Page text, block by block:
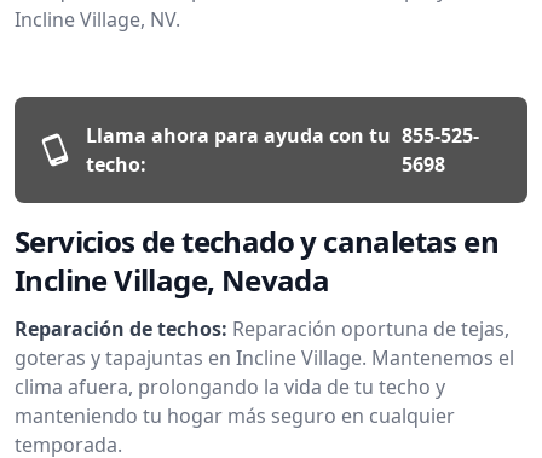
Incline Village, NV.
Llama ahora para ayuda con tu
techo:
855-525-
5698
Servicios de techado y canaletas en
Incline Village, Nevada
Reparación de techos: Reparación oportuna de tejas,
goteras y tapajuntas en Incline Village. Mantenemos el
clima afuera, prolongando la vida de tu techo y
manteniendo tu hogar más seguro en cualquier
temporada.